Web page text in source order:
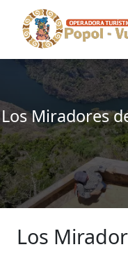
Los Miradores
Los